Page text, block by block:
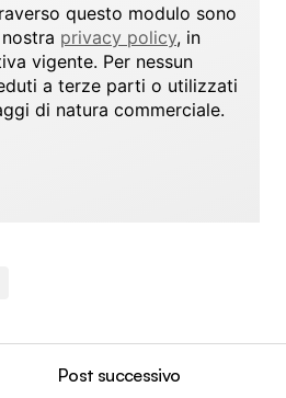
questo modulo sono
privacy policy, in
vigente. Per nessun
a terze parti o utilizzati
di natura commerciale.
Post successivo